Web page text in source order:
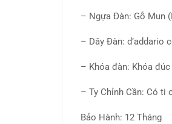
– Ngựa Đàn: Gỗ Mun
– Dây Đàn: d’addario
– Khóa đàn: Khóa
– Ty Chỉnh Cần: Có ti
Bảo Hành: 12 Tháng